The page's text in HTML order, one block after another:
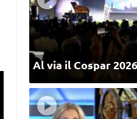
Al via il Cospar